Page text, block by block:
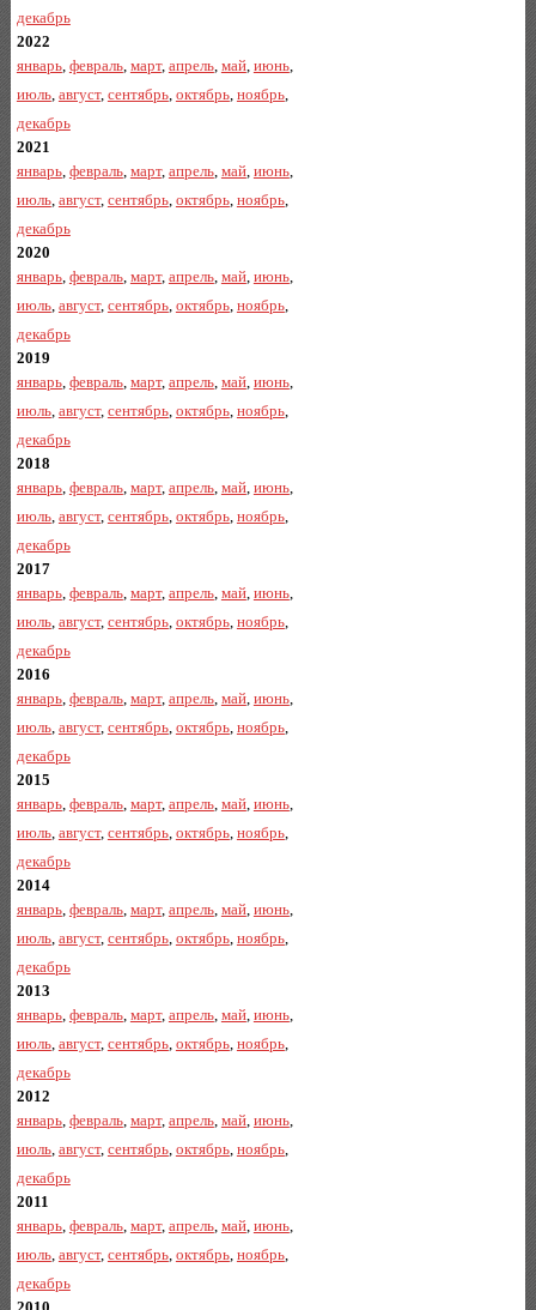
декабрь
2022
январь, февраль, март, апрель, май, июнь,
июль, август, сентябрь, октябрь, ноябрь,
декабрь
2021
январь, февраль, март, апрель, май, июнь,
июль, август, сентябрь, октябрь, ноябрь,
декабрь
2020
январь, февраль, март, апрель, май, июнь,
июль, август, сентябрь, октябрь, ноябрь,
декабрь
2019
январь, февраль, март, апрель, май, июнь,
июль, август, сентябрь, октябрь, ноябрь,
декабрь
2018
январь, февраль, март, апрель, май, июнь,
июль, август, сентябрь, октябрь, ноябрь,
декабрь
2017
январь, февраль, март, апрель, май, июнь,
июль, август, сентябрь, октябрь, ноябрь,
декабрь
2016
январь, февраль, март, апрель, май, июнь,
июль, август, сентябрь, октябрь, ноябрь,
декабрь
2015
январь, февраль, март, апрель, май, июнь,
июль, август, сентябрь, октябрь, ноябрь,
декабрь
2014
январь, февраль, март, апрель, май, июнь,
июль, август, сентябрь, октябрь, ноябрь,
декабрь
2013
январь, февраль, март, апрель, май, июнь,
июль, август, сентябрь, октябрь, ноябрь,
декабрь
2012
январь, февраль, март, апрель, май, июнь,
июль, август, сентябрь, октябрь, ноябрь,
декабрь
2011
январь, февраль, март, апрель, май, июнь,
июль, август, сентябрь, октябрь, ноябрь,
декабрь